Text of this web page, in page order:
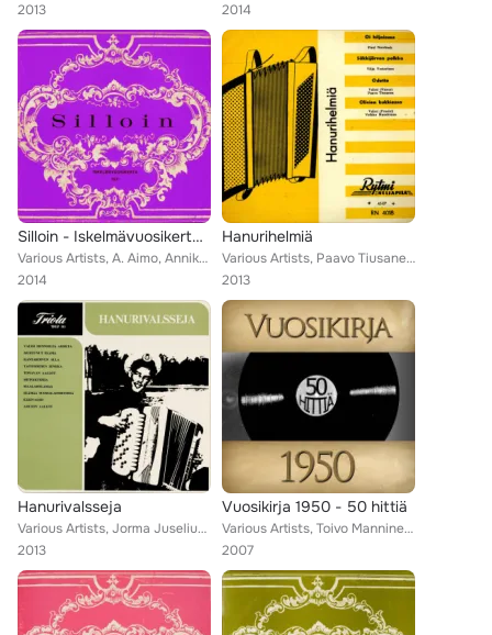
2013
2014
Silloin - Iskelmävuosikerta 1937
Various Artists, A. Aimo, Annikki Arni, Onni Laihanen, Veli Lehto, Viljo Vesterinen, Georg Malmstén, Dallapé-orkesteri, Greta Pi...
2014
Hanurihelmiä
Various Artists, Paavo Tiusanen, Paul Norrback, Viljo Vesterinen, Veikko Huuskonen
2013
Hanurivalsseja
Various Artists, Jorma Juselius, Viljo Vesterinen, Veikko Huuskonen, Taito Vainio, Lasse Pihlajamaa
2013
Vuosikirja 1950 - 50 hittiä
Various Artists, Toivo Manninen, Onni Gideon, Kipparikvartetti, Henry Theel, Olavi Virta, Georg Malmstén, Erkki Junkkarinen, Jor...
2007